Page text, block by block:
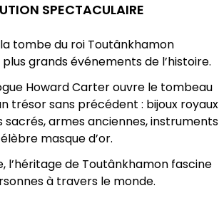
SPECTACULAIRE
tombe du roi Toutânkhamon
grands événements de l’histoire.
Howard Carter ouvre le tombeau
trésor sans précédent : bijoux royaux
armes anciennes, instruments
masque d’or.
l’héritage de Toutânkhamon fascine
à travers le monde.